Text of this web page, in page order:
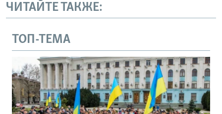
ЧИТАЙТЕ ТАКЖЕ:
ТОП-ТЕМА